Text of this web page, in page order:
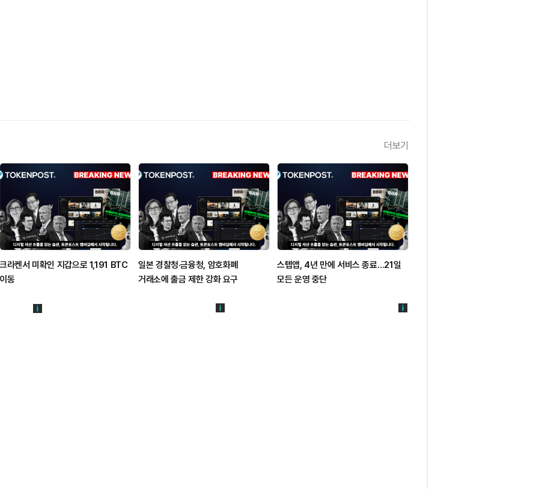
더보기
크라켄서 미확인 지갑으로 1,191 BTC
이동
일본 경찰청·금융청, 암호화폐
거래소에 출금 제한 강화 요구
스텝앱, 4년 만에 서비스 종료…21일
모든 운영 중단